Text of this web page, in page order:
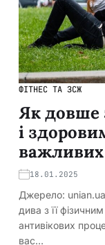
ФІТНЕС ТА ЗСЖ
Як довше
і
18.01.2025
Джерело:
дива з її
антивікових
вас…